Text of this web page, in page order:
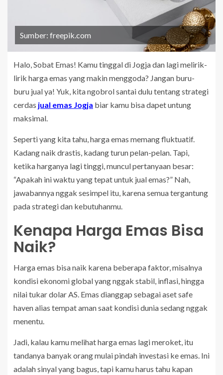
Sumber: freepik.com
Halo, Sobat Emas! Kamu tinggal di Jogja dan lagi melirik-
lirik harga emas yang makin menggoda? Jangan buru-
buru jual ya! Yuk, kita ngobrol santai dulu tentang strategi
cerdas jual emas Jogja biar kamu bisa dapet untung
maksimal.
Seperti yang kita tahu, harga emas memang fluktuatif.
Kadang naik drastis, kadang turun pelan-pelan. Tapi,
ketika harganya lagi tinggi, muncul pertanyaan besar:
“Apakah ini waktu yang tepat untuk jual emas?” Nah,
jawabannya nggak sesimpel itu, karena semua tergantung
pada strategi dan kebutuhanmu.
Kenapa Harga Emas Bisa
Naik?
Harga emas bisa naik karena beberapa faktor, misalnya
kondisi ekonomi global yang nggak stabil, inflasi, hingga
nilai tukar dolar AS. Emas dianggap sebagai aset safe
haven alias tempat aman saat kondisi dunia sedang nggak
menentu.
Jadi, kalau kamu melihat harga emas lagi meroket, itu
tandanya banyak orang mulai pindah investasi ke emas. Ini
adalah sinyal yang bagus, tapi kamu harus tahu kapan